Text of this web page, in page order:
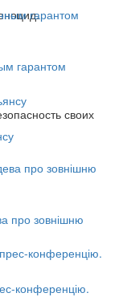
гарантом
своих
про зовнішню
конференцію.